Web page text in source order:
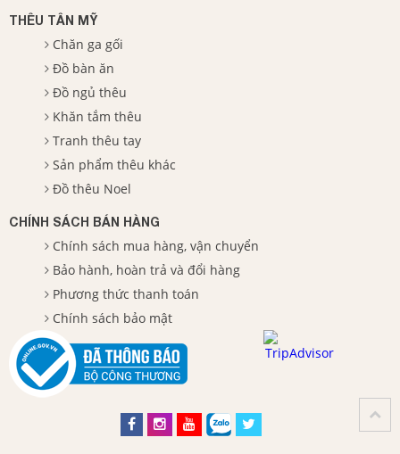
THÊU TÂN MỸ
Chăn ga gối
Đồ bàn ăn
Đồ ngủ thêu
Khăn tắm thêu
Tranh thêu tay
Sản phẩm thêu khác
Đồ thêu Noel
CHÍNH SÁCH BÁN HÀNG
Chính sách mua hàng, vận chuyển
Bảo hành, hoàn trả và đổi hàng
Phương thức thanh toán
Chính sách bảo mật